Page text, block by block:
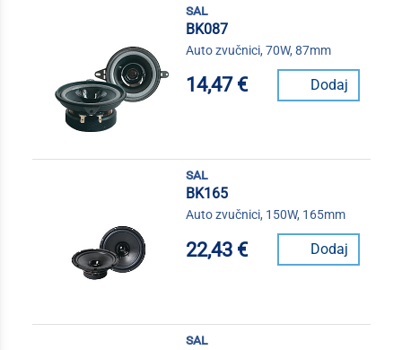
sal
BK087
Auto zvučnici, 70W, 87mm
14,47 € Dodaj
sal
BK165
Auto zvučnici, 150W, 165mm
22,43 € Dodaj
sal